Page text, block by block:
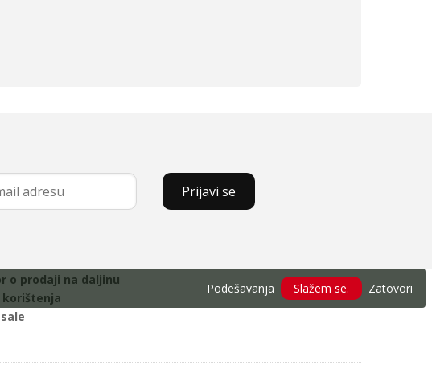
Podešavanja Slažem se. Zatovori
Prijavi se
o prodaji na daljinu
korištenja